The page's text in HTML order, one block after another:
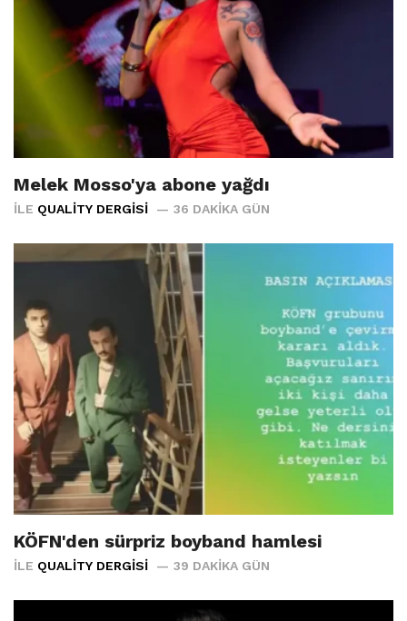
Melek Mosso'ya abone yağdı
İLE QUALITY DERGISI 36 DAKIKA GÜN
KÖFN'den sürpriz boyband hamlesi
İLE QUALITY DERGISI 39 DAKIKA GÜN